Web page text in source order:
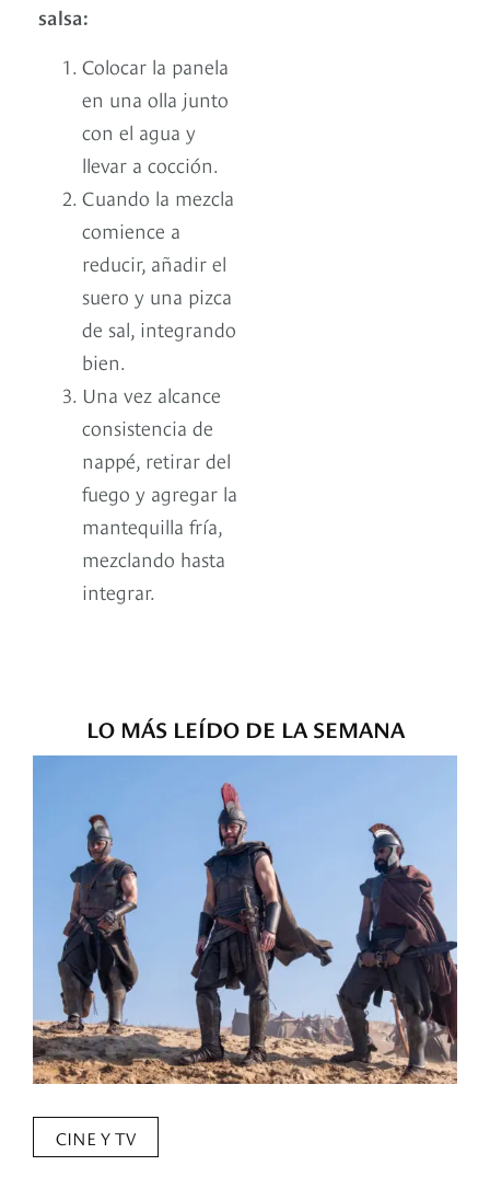
salsa:
Colocar la panela
en una olla junto
con el agua y
llevar a cocción.
Cuando la mezcla
comience a
reducir, añadir el
suero y una pizca
de sal, integrando
bien.
Una vez alcance
consistencia de
nappé, retirar del
fuego y agregar la
mantequilla fría,
mezclando hasta
integrar.
LO MÁS LEÍDO DE LA SEMANA
CINE Y TV